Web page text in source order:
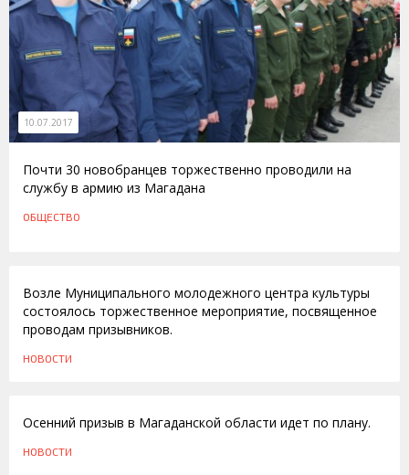
10.07.2017
Почти 30 новобранцев торжественно проводили на
службу в армию из Магадана
ОБЩЕСТВО
Возле Муниципального молодежного центра культуры
состоялось торжественное мероприятие, посвященное
проводам призывников.
НОВОСТИ
Осенний призыв в Магаданской области идет по плану.
НОВОСТИ